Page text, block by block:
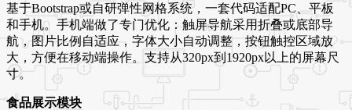
基于Bootstrap或自研弹性网格系统，一套代码适配PC、平板
和手机。手机端做了专门优化：触屏导航采用折叠或底部导
航，图片比例自适应，字体大小自动调整，按钮触控区域放
大，方便在移动端操作。支持从320px到1920px以上的屏幕尺
寸。
食品展示模块